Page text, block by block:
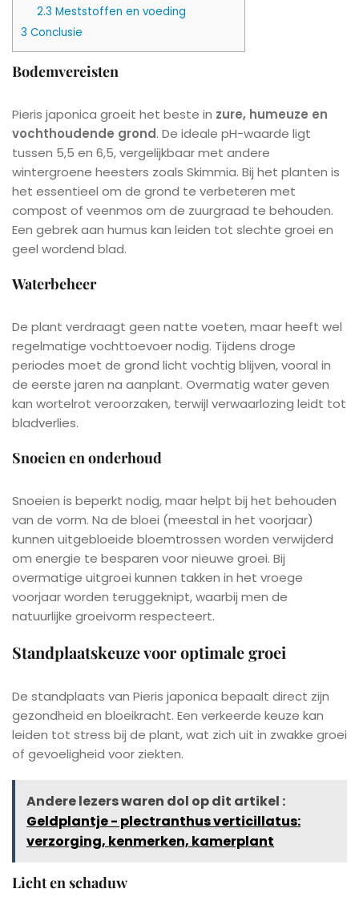
2.3 Meststoffen en voeding
3 Conclusie
Bodemvereisten
Pieris japonica groeit het beste in zure, humeuze en
vochthoudende grond. De ideale pH-waarde ligt
tussen 5,5 en 6,5, vergelijkbaar met andere
wintergroene heesters zoals Skimmia. Bij het planten is
het essentieel om de grond te verbeteren met
compost of veenmos om de zuurgraad te behouden.
Een gebrek aan humus kan leiden tot slechte groei en
geel wordend blad.
Waterbeheer
De plant verdraagt geen natte voeten, maar heeft wel
regelmatige vochttoevoer nodig. Tijdens droge
periodes moet de grond licht vochtig blijven, vooral in
de eerste jaren na aanplant. Overmatig water geven
kan wortelrot veroorzaken, terwijl verwaarlozing leidt tot
bladverlies.
Snoeien en onderhoud
Snoeien is beperkt nodig, maar helpt bij het behouden
van de vorm. Na de bloei (meestal in het voorjaar)
kunnen uitgebloeide bloemtrossen worden verwijderd
om energie te besparen voor nieuwe groei. Bij
overmatige uitgroei kunnen takken in het vroege
voorjaar worden teruggeknipt, waarbij men de
natuurlijke groeivorm respecteert.
Standplaatskeuze voor optimale groei
De standplaats van Pieris japonica bepaalt direct zijn
gezondheid en bloeikracht. Een verkeerde keuze kan
leiden tot stress bij de plant, wat zich uit in zwakke groei
of gevoeligheid voor ziekten.
Andere lezers waren dol op dit artikel :
Geldplantje - plectranthus verticillatus:
verzorging, kenmerken, kamerplant
Licht en schaduw